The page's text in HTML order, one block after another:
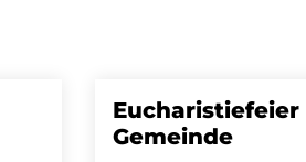
Eucharistiefeier
Gemeinde